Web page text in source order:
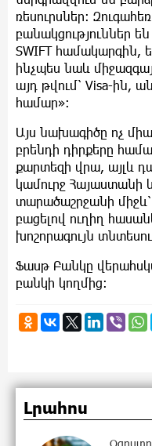
ռեսուրսներ։
բանակցություններ
SWIFT համակարգին,
ինչպես նաև
այդ թվում՝ Visa-ին,
համար»։
Այս նախագիծը ոչ
բրենդի դիրքերը
քարտեզի վրա, այլև
կամուրջ
տարածաշրջանի
բացելով ուղիղ
խոշորագույն
Ֆասթ Բանկը
բանկի կողմից։
Լրահոս